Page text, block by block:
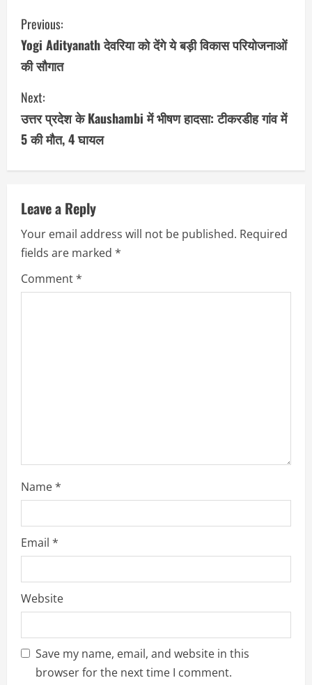
C
o
n
t
i
n
e
R
e
Previous:
Yogi Adityanath देवरिया को देंगे ये बड़ी विकास परियोजनाओं
की सौगात
Next:
उत्तर प्रदेश के Kaushambi में भीषण हादसा: टीकरडीह गांव में
5 की मौत, 4 घायल
Leave a Reply
Your email address will not be published. Required
fields are marked *
Comment*
Name*
Email *
Website
Save my name, email, and website in this
browser for the next time I comment.